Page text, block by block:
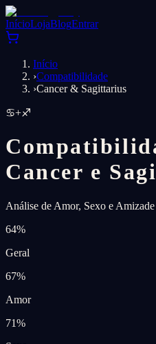
InícioLojaBlogEntrar
Início
›Compatibilidade
›Cancer & Sagittarius
♋+♐
Cancer e
Análise de Amor, Sexo e Amizade
64%
Geral
67%
Amor
71%